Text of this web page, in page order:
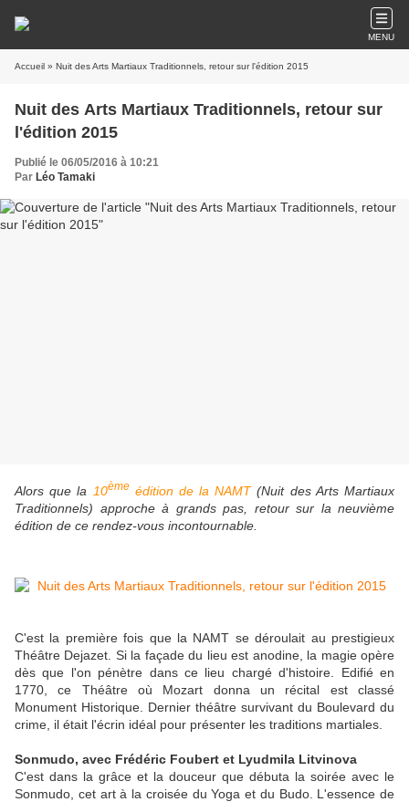
MENU
Accueil » Nuit des Arts Martiaux Traditionnels, retour sur l'édition 2015
Nuit des Arts Martiaux Traditionnels, retour sur
l'édition 2015
Publié le 06/05/2016 à 10:21
Par Léo Tamaki
Alors que la 10èmeédition de la NAMT(Nuit des Arts Martiaux
Traditionnels) approche à grands pas, retour sur la neuvième
édition de ce rendez-vous incontournable.
C'est la première fois que la NAMT se déroulait au prestigieux
Théâtre Dejazet. Si la façade du lieu est anodine, la magie opère
dès que l'on pénètre dans ce lieu chargé d'histoire. Edifié en
1770, ce Théâtre où Mozart donna un récital est classé
Monument Historique. Dernier théâtre survivant du Boulevard du
crime, il était l'écrin idéal pour présenter les traditions martiales.
Sonmudo, avec Frédéric Foubert et Lyudmila Litvinova
C'est dans la grâce et la douceur que débuta la soirée avec le
Sonmudo, cet art à la croisée du Yoga et du Budo. L'essence de